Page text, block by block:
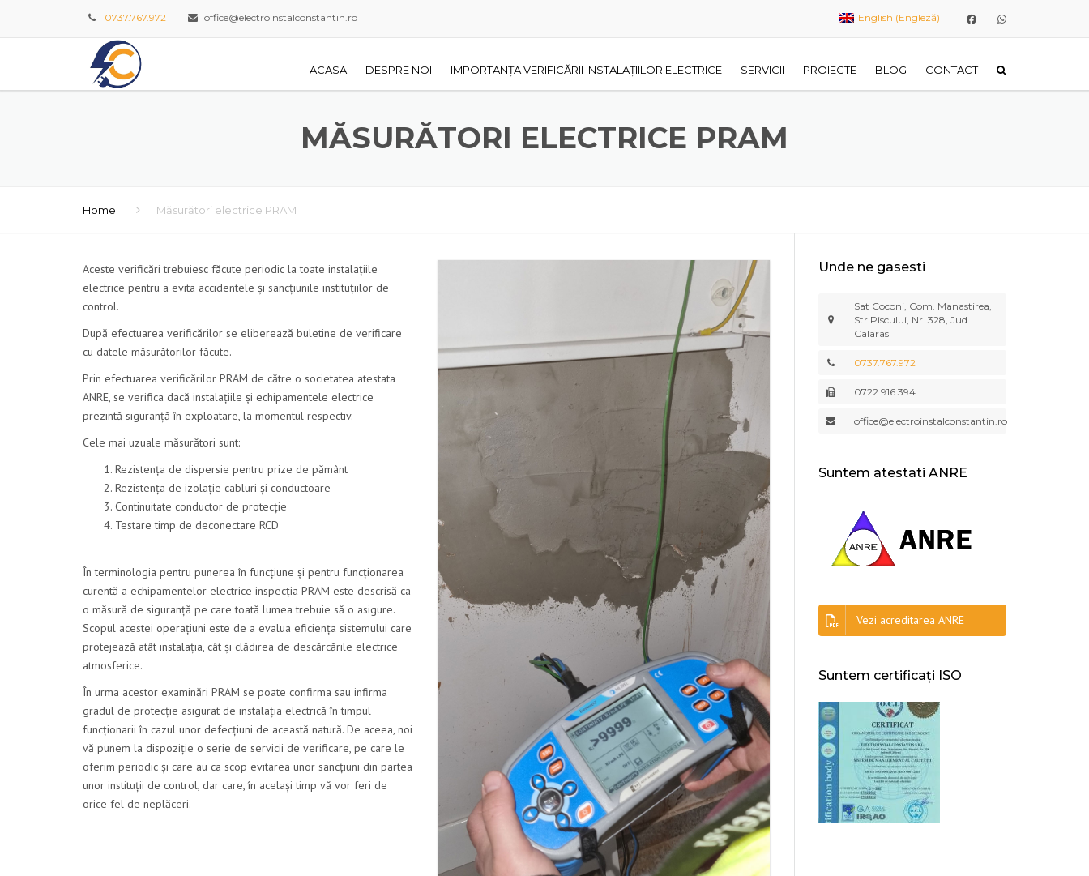
0737.767.972 office@electroinstalconstantin.ro English (Engleză)
ACASA DESPRE NOI IMPORTANȚA VERIFICĂRII INSTALAȚIILOR ELECTRICE SERVICII
INTERIOARE ȘI EXTERIOARE
SISTEME FOTOVOLTAICE OFF
GRID ȘI ON GRID
EXECUȚIE TABLOURI ELECTRICE
DE DISTRIBUȚIE ȘI
MENTENANȚĂ INSTALAȚII
ELECTRICE INDUSTRIALE
INSTALAȚII DE LEGARE LA
PĂMÂNT ȘI PARATRĂSNET
MĂSURĂTORI ELECTRICE PRAM
ELECTROALIMENTARE
PROIECTE BLOG CONTACT
MĂSURĂTORI ELECTRICE PRAM
Home Măsurători electrice PRAM
Aceste verificări trebuiesc făcute periodic la toate instalațiile
electrice pentru a evita accidentele și sancțiunile instituțiilor de
control.
După efectuarea verificărilor se eliberează buletine de verificare
cu datele măsurătorilor făcute.
Prin efectuarea verificărilor PRAM de către o societatea atestata
ANRE, se verifica dacă instalațiile și echipamentele electrice
prezintă siguranță în exploatare, la momentul respectiv.
Cele mai uzuale măsurători sunt:
Rezistența de dispersie pentru prize de pământ
Rezistența de izolație cabluri și conductoare
Continuitate conductor de protecție
Testare timp de deconectare RCD
În terminologia pentru punerea în funcțiune și pentru funcționarea
curentă a echipamentelor electrice inspecția PRAM este descrisă ca
o măsură de siguranță pe care toată lumea trebuie să o asigure.
Scopul acestei operațiuni este de a evalua eficiența sistemului care
protejează atât instalația, cât și clădirea de descărcările electrice
atmosferice.
În urma acestor examinări PRAM se poate confirma sau infirma
gradul de protecție asigurat de instalația electrică în timpul
funcționarii în cazul unor defecțiuni de această natură. De aceea, noi
vă punem la dispoziție o serie de servicii de verificare, pe care le
oferim periodic și care au ca scop evitarea unor sancțiuni din partea
unor instituții de control, dar care, în același timp vă vor feri de
orice fel de neplăceri.
Unde ne gasesti
Sat Coconi, Com. Manastirea,
Str Piscului, Nr. 328, Jud.
Calarasi
0737.767.972
0722.916.394
office@electroinstalconstantin.ro
Suntem atestati ANRE
Vezi acreditarea ANRE
Suntem certificați ISO